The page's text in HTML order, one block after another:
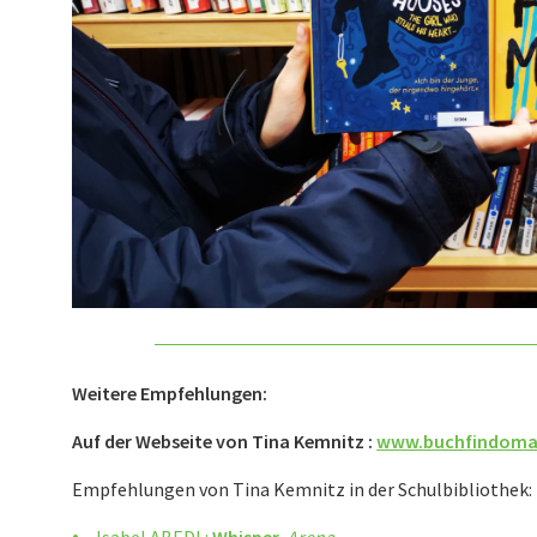
Weitere Empfehlungen:
Auf der Webseite von Tina Kemnitz :
Empfehlungen von Tina Kemnitz in der Schulbibliothek: